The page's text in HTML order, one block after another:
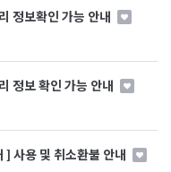
정보확인 가능 안내
정보 확인 가능 안내
] 사용 및 취소환불 안내